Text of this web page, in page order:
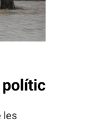
polític
les